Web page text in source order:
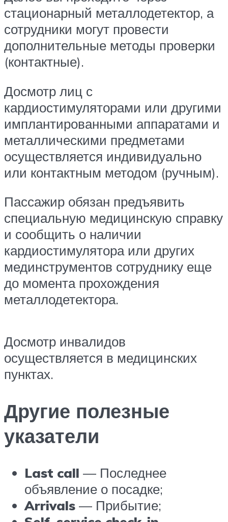
стационарный металлодетектор, а
сотрудники могут провести
дополнительные методы проверки
(контактные).
Досмотр лиц с
кардиостимуляторами или другими
имплантированными аппаратами и
металлическими предметами
осуществляется индивидуально
или контактным методом (ручным).
Пассажир обязан предъявить
специальную медицинскую справку
и сообщить о наличии
кардиостимулятора или других
мединструментов сотруднику еще
до момента прохождения
металлодетектора.
Досмотр инвалидов
осуществляется в медицинских
пунктах.
Другие полезные
указатели
Last call — Последнее
объявление о посадке;
Arrivals — Прибытие;